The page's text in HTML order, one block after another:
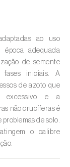
ao uso
adequada
de semente
fases iniciais. A
de azoto que
excessivo e a
não crucíferas é
de solo.
o calibre